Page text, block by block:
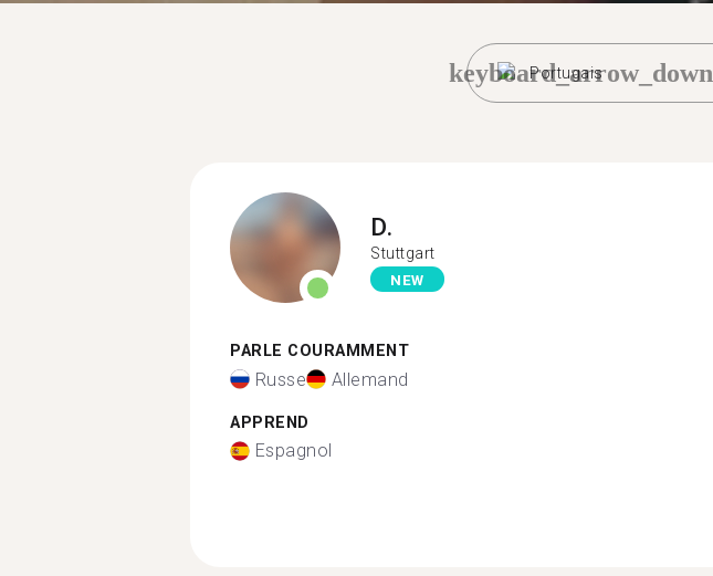
Portugais
keyboard_arrow_down
D.
Stuttgart
NEW
PARLE COURAMMENT
Russe Allemand
APPREND
Espagnol